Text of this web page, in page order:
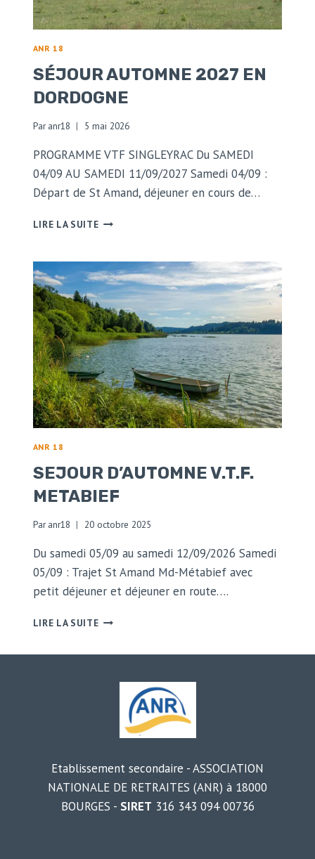
ANR 18
SÉJOUR AUTOMNE 2027 EN
DORDOGNE
Par anr18 5 mai 2026
PROGRAMME VTF SINGLEYRAC Du SAMEDI
04/09 AU SAMEDI 11/09/2027 Samedi 04/09 :
Départ de St Amand, déjeuner en cours de…
LIRE LA SUITESÉJOUR
EN
DORDOGNE
ANR 18
SEJOUR D’AUTOMNE V.T.F.
METABIEF
Par anr18 20 octobre 2025
Du samedi 05/09 au samedi 12/09/2026 Samedi
05/09 : Trajet St Amand Md-Métabief avec
petit déjeuner et déjeuner en route….
LIRE LA SUITESEJOUR
Etablissement secondaire - ASSOCIATION
NATIONALE DE RETRAITES (ANR) à 18000
BOURGES - SIRET 316 343 094 00736